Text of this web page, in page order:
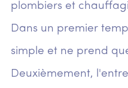
plombiers et
Dans un premier
simple et ne prend
Deuxièmement,